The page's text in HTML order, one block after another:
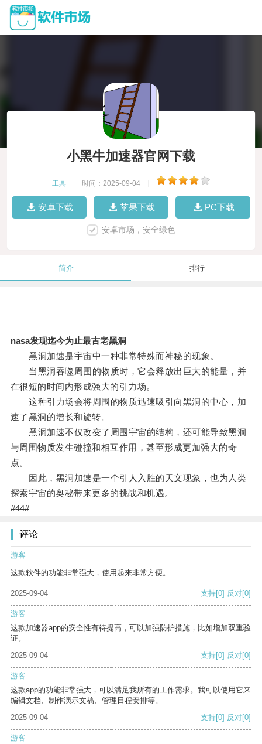
小黑牛加速器官网下载
工具 时间：2025-09-04
安卓下载 苹果下载 PC下载
安卓市场，安全绿色
简介 排行
nasa发现迄今为止最古老黑洞
黑洞加速是宇宙中一种非常特殊而神秘的现象。
当黑洞吞噬周围的物质时，它会释放出巨大的能量，并
在很短的时间内形成强大的引力场。
这种引力场会将周围的物质迅速吸引向黑洞的中心，加
速了黑洞的增长和旋转。
黑洞加速不仅改变了周围宇宙的结构，还可能导致黑洞
与周围物质发生碰撞和相互作用，甚至形成更加强大的奇
点。
因此，黑洞加速是一个引人入胜的天文现象，也为人类
探索宇宙的奥秘带来更多的挑战和机遇。
#44#
评论
游客
这款软件的功能非常强大，使用起来非常方便。
2025-09-04 支持[0] 反对[0]
游客
这款加速器app的安全性有待提高，可以加强防护措施，比如增加双重验
证。
2025-09-04
支持[0] 反对[0]
游客
这款app的功能非常强大，可以满足我所有的工作需求。我可以使用它来
编辑文档、制作演示文稿、管理日程安排等。
2025-09-04
支持[0] 反对[0]
游客